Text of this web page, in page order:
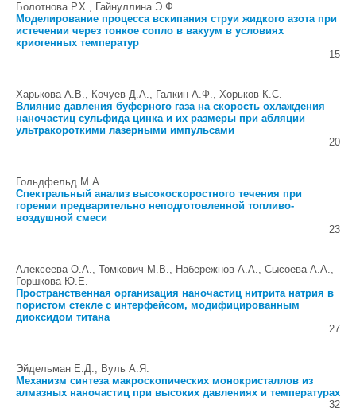
Болотнова Р.Х., Гайнуллина Э.Ф.
Моделирование процесса вскипания струи жидкого азота при
истечении через тонкое сопло в вакуум в условиях
криогенных температур
15
Харькова А.В., Кочуев Д.А., Галкин А.Ф., Хорьков К.С.
Влияние давления буферного газа на скорость охлаждения
наночастиц сульфида цинка и их размеры при абляции
ультракороткими лазерными импульсами
20
Гольдфельд М.А.
Спектральный анализ высокоскоростного течения при
горении предварительно неподготовленной топливо-
воздушной смеси
23
Алексеева О.А., Томкович М.В., Набережнов А.А., Сысоева А.А.,
Горшкова Ю.Е.
Пространственная организация наночастиц нитрита натрия в
пористом стекле с интерфейсом, модифицированным
диоксидом титана
27
Эйдельман Е.Д., Вуль А.Я.
Механизм синтеза макроскопических монокристаллов из
алмазных наночастиц при высоких давлениях и температурах
32